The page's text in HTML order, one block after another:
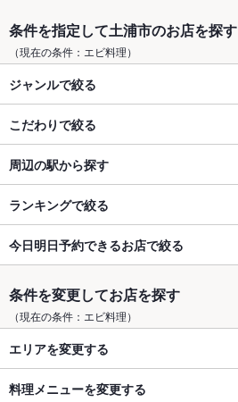
条件を指定して土浦市のお店を探す
（現在の条件：エビ料理）
ジャンルで絞る
こだわりで絞る
周辺の駅から探す
ランキングで絞る
今日明日予約できるお店で絞る
条件を変更してお店を探す
（現在の条件：エビ料理）
エリアを変更する
料理メニューを変更する